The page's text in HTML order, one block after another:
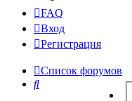
FAQ
Вход
Регистрация
Список форумов
Поиск